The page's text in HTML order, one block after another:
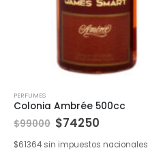
PERFUMES
Colonia Ambrée 500cc
$99000 $74250
$61364 sin impuestos nacionales